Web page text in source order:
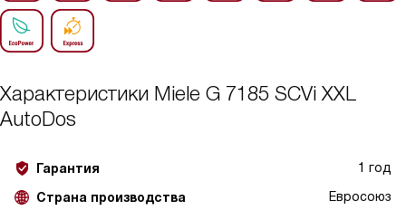
Характеристики Miele G 7185 SCVi XXL
AutoDos
Гарантия 1 год
Страна производства Евросоюз